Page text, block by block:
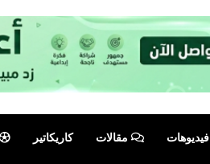
فيديوهات مقالات كاريكاتير